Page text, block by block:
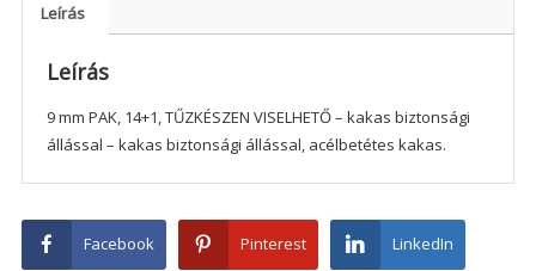
Leírás
Leírás
9 mm PAK, 14+1, TŰZKÉSZEN VISELHETŐ – kakas biztonsági
állással – kakas biztonsági állással, acélbetétes kakas.
Facebook Pinterest LinkedIn